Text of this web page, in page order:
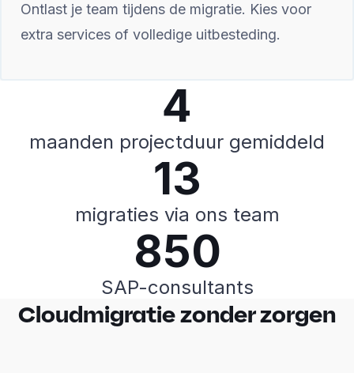
Ontlast je team tijdens de migratie. Kies voor
extra services of volledige uitbesteding.
4
maanden projectduur gemiddeld
13
migraties via ons team
850
SAP-consultants
Cloudmigratie zonder zorgen